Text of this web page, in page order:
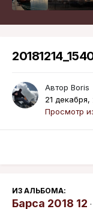
Автор Boris
21 декабря,
Просмотр
ИЗ АЛЬБОМА:
Барса 2018 12